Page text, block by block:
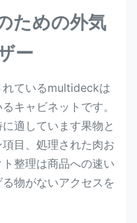
ための外気
ー
れているmultideckは
キャビネットです。
適しています果物と
目、処理された肉お
整理は商品への速い
物がないアクセスを